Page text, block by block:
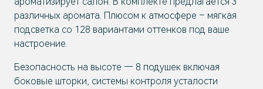
различных аромата. Плюсом к атмосфере – мягкая
подсветка со 128 вариантами оттенков под ваше
настроение.
Безопасность на высоте — 8 подушек включая
боковые шторки, системы контроля усталости